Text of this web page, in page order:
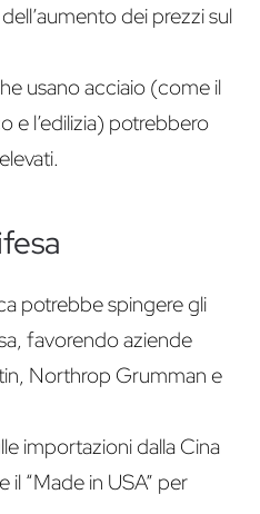
dei prezzi sul
usano acciaio (come il
e l’edilizia) potrebbero
potrebbe spingere gli
favorendo aziende
Northrop Grumman e
importazioni dalla Cina
“Made in USA” per